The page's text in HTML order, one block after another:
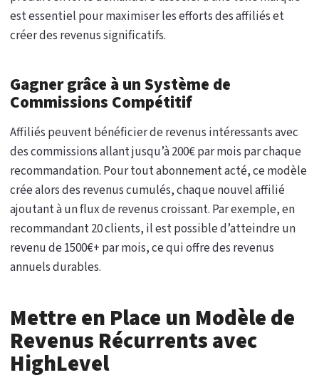
est essentiel pour maximiser les efforts des affiliés et
créer des revenus significatifs.
Gagner grâce à un Système de
Commissions Compétitif
Affiliés peuvent bénéficier de revenus intéressants avec
des commissions allant jusqu’à 200€ par mois par chaque
recommandation. Pour tout abonnement acté, ce modèle
crée alors des revenus cumulés, chaque nouvel affilié
ajoutant à un flux de revenus croissant. Par exemple, en
recommandant 20 clients, il est possible d’atteindre un
revenu de 1500€+ par mois, ce qui offre des revenus
annuels durables.
Mettre en Place un Modèle de
Revenus Récurrents avec
HighLevel